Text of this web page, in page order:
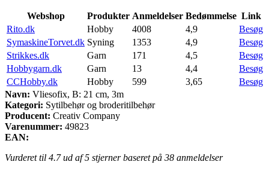
Webshop Produkter Anmeldelser Bedømmelse Link
Rito.dk
Hobby 4008 4,9
Besøg
SymaskineTorvet.dk Syning 1353 4,9
Besøg
Strikkes.dk
Garn 171 4,5
Besøg
Hobbygarn.dk
Garn 13 4,4
Besøg
CCHobby.dk
Hobby 599 3,65
Besøg
Navn: Vliesofix, B: 21 cm, 3m
Kategori: Sytilbehør og broderitilbehør
Producent: Creativ Company
Varenummer: 49823
EAN:
Vurderet til 4.7ud af 5 stjerner baseret på 38 anmeldelser